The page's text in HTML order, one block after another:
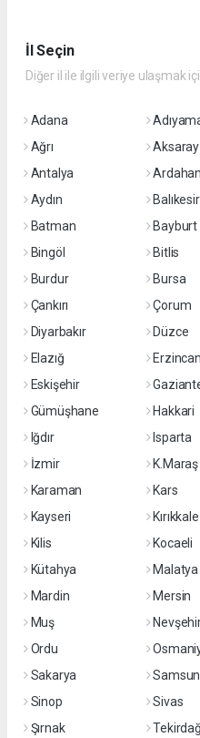
İl Seçin
Diğer il ile ilgili veriye ulaşmak
Adana
Ağrı
Aksaray
Antalya
Ardahan
Aydın
Balıkesir
Batman
Bayburt
Bingöl
Bitlis
Burdur
Bursa
Çankırı
Çorum
Diyarbakır
Düzce
Elazığ
Erzincan
Eskişehir
Gümüşhane
Hakkari
Iğdır
Isparta
İzmir
K.Maraş
Karaman
Kars
Kayseri
Kırıkkale
Kilis
Kocaeli
Kütahya
Malatya
Mardin
Mersin
Muş
Ordu
Sakarya
Samsun
Sinop
Sivas
Şırnak
Tekirdağ